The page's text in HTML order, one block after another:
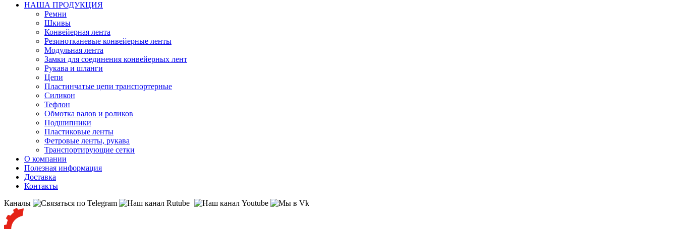
НАША ПРОДУКЦИЯ
Ремни
Шкивы
Конвейерная лента
Резинотканевые конвейерные ленты
Модульная лента
Замки для соединения конвейерных лент
Рукава и шланги
Цепи
Пластинчатые цепи транспортерные
Силикон
Тефлон
Обмотка валов и роликов
Подшипники
Пластиковые ленты
Фетровые ленты, рукава
Транспортирующие сетки
О компании
Полезная информация
Доставка
Контакты
Каналы